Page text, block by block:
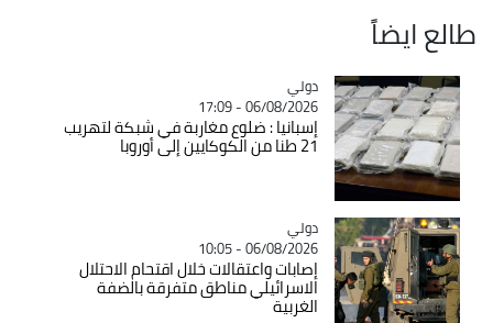
طالع ايضاً
Catégorie
دولي
06/08/2026 - 17:09
إسبانيا : ضلوع مغاربة في شبكة لتهريب
21 طنا من الكوكايين إلى أوروبا
Catégorie
دولي
06/08/2026 - 10:05
إصابات واعتقالات خلال اقتحام الاحتلال
الاسرائيلي مناطق متفرقة بالضفة
الغربية